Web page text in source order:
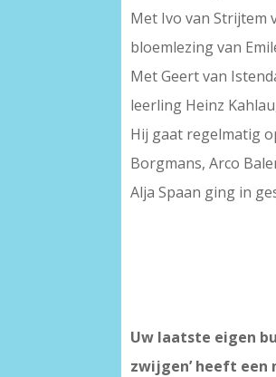
Met Ivo van Strijtem
bloemlezing van
Met Geert van
leerling Heinz
Hij gaat regelmatig
Borgmans, Arco
Alja Spaan ging in
Uw laatste eigen
zwijgen’ heeft